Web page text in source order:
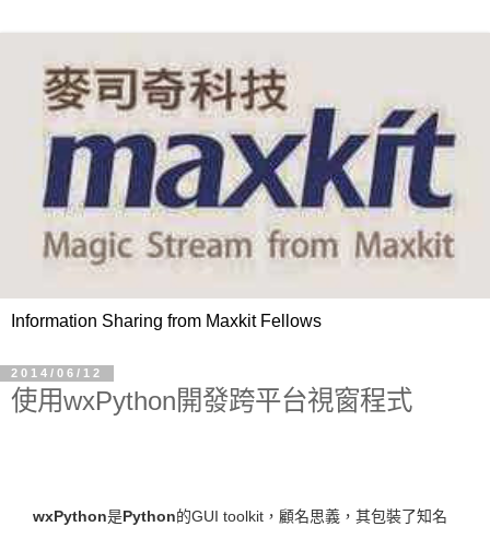
Information Sharing from Maxkit Fellows
2014/06/12
使用wxPython開發跨平台視窗程式
wxPython是Python的GUI toolkit，顧名思義，其包裝了知名